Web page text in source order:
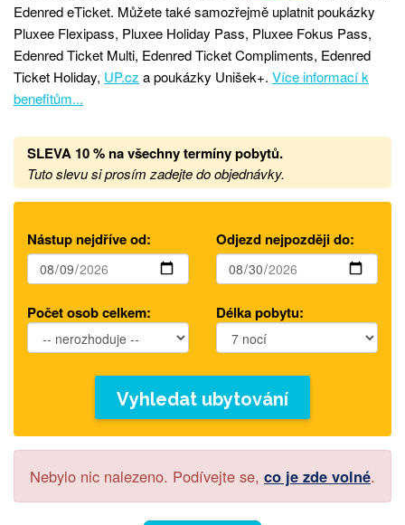
Edenred eTicket. Můžete také samozřejmě uplatnit poukázky
Pluxee Flexipass, Pluxee Holiday Pass, Pluxee Fokus Pass,
Edenred Ticket Multi, Edenred Ticket Compliments, Edenred
Ticket Holiday, UP.cz a poukázky Unišek+. Více informací k
benefitům...
SLEVA 10 % na všechny termíny pobytů.
Tuto slevu si prosím zadejte do objednávky.
Nástup nejdříve od: Odjezd nejpozději do:
Počet osob celkem: Délka pobytu:
Vyhledat ubytování
Nebylo nic nalezeno. Podívejte se, co je zde volné.